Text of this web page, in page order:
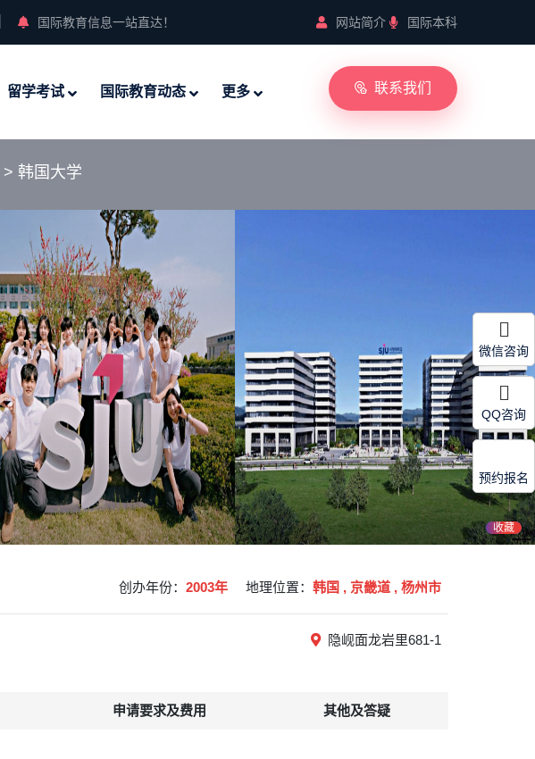
国际教育信息一站直达！ 网站简介 国际本科
留学考试 国际教育动态 更多 联系我们
> 韩国大学
收藏
创办年份： 2003年 地理位置： 韩国 , 京畿道 , 杨州市
隐岘面龙岩里681-1
申请要求及费用 其他及答疑
微信咨询
QQ咨询
预约报名